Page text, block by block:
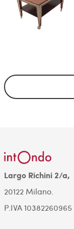
Largo Richini 2/a,
20122 Milano.
P.IVA 10382260965